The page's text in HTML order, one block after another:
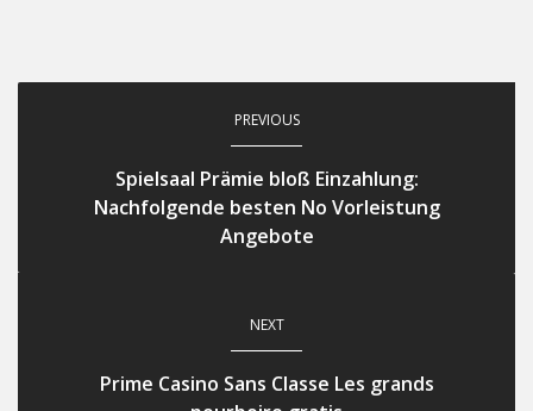
PREVIOUS
Spielsaal Prämie bloß Einzahlung:
Nachfolgende besten No Vorleistung
Angebote
NEXT
Prime Casino Sans Classe Les grands